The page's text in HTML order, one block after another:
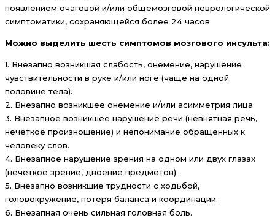
появлением очаговой и/или общемозговой неврологической
симптоматики, сохраняющейся более 24 часов.
Можно выделить шесть симптомов мозгового инсульта:
1. Внезапно возникшая слабость, онемение, нарушение
чувствительности в руке и/или ноге (чаще на одной
половине тела).
2. Внезапно возникшее онемение и/или асимметрия лица.
3. Внезапное возникшее нарушение речи (невнятная речь,
нечеткое произношение) и непонимание обращенных к
человеку слов.
4. Внезапное нарушение зрения на одном или двух глазах
(нечеткое зрение, двоение предметов).
5. Внезапно возникшие трудности с ходьбой,
головокружение, потеря баланса и координации.
6. Внезапная очень сильная головная боль.